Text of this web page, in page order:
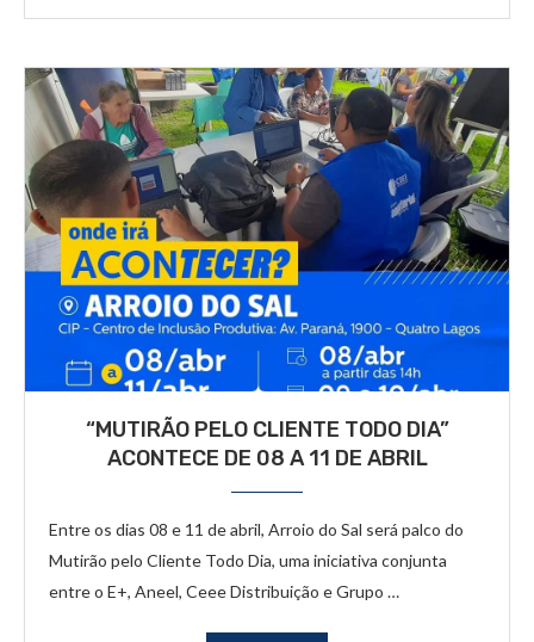
“MUTIRÃO PELO CLIENTE TODO DIA”
ACONTECE DE 08 A 11 DE ABRIL
Entre os dias 08 e 11 de abril, Arroio do Sal será palco do
Mutirão pelo Cliente Todo Dia, uma iniciativa conjunta
entre o E+, Aneel, Ceee Distribuição e Grupo …